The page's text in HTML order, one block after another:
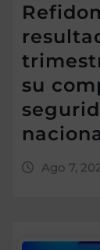
su
Ago 7,